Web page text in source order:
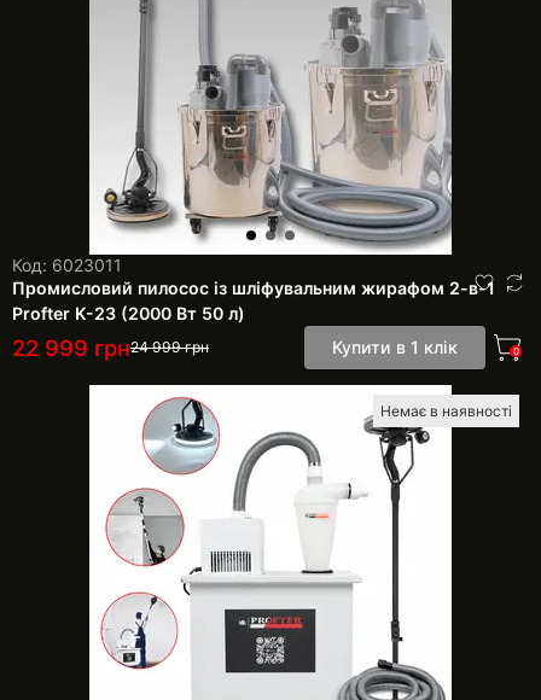
Код: 6023011
Промисловий пилосос із шліфувальним жирафом 2-в-1
Profter K-23 (2000 Вт 50 л)
22 999 грн24 999грн Купити в 1 клік 0
Немає в наявності